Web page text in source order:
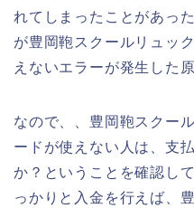
れてしまったことがあっ
が豊岡鞄スクールリュッ
えないエラーが発生した
なので、、豊岡鞄スクー
ードが使えない人は、支
か？ということを確認し
っかりと入金を行えば、